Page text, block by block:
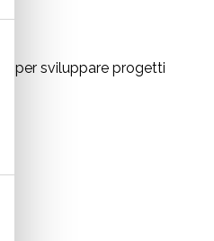
per sviluppare progetti